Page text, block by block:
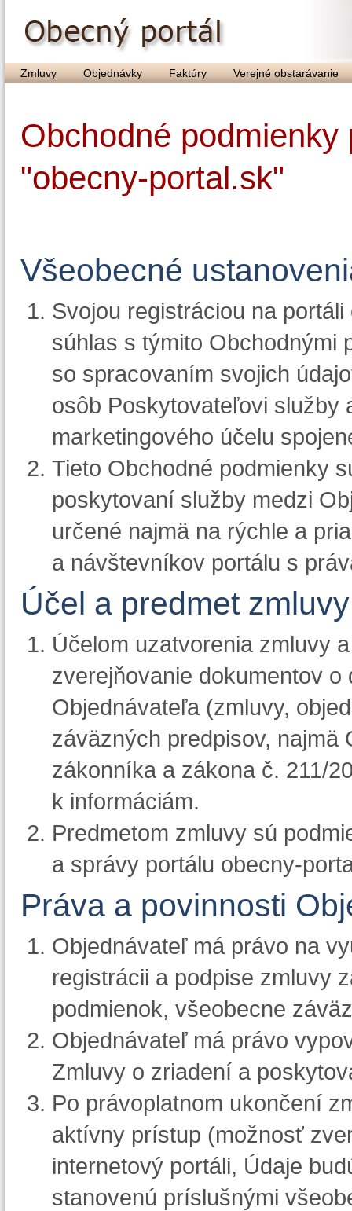
Zmluvy Objednávky Faktúry Verejné obstarávanie
Obchodné
"obecny-portal.sk"
Všeobecné
Svojou registráciou na
súhlas s týmito Obchodnými
so spracovaním svojich
osôb Poskytovateľovi služby
marketingového účelu
Tieto Obchodné podmienky
poskytovaní služby medzi
určené najmä na rýchle a
a návštevníkov portálu s
Účel a predmet zmluvy
Účelom uzatvorenia zmluvy
zverejňovanie dokumentov
Objednávateľa (zmluvy,
záväzných predpisov,
zákonníka a zákona č. 211/
k informáciám.
Predmetom zmluvy sú
a správy portálu obecny-
Práva a povinnosti
Objednávateľ má právo na
registrácii a podpise zmluvy
podmienok, všeobecne
Objednávateľ má právo
Zmluvy o zriadení a
Po právoplatnom ukončení
aktívny prístup (možnosť
internetový portáli, Údaje
stanovenú príslušnými